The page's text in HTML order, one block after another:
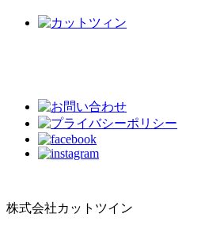
株式会社カットツイン